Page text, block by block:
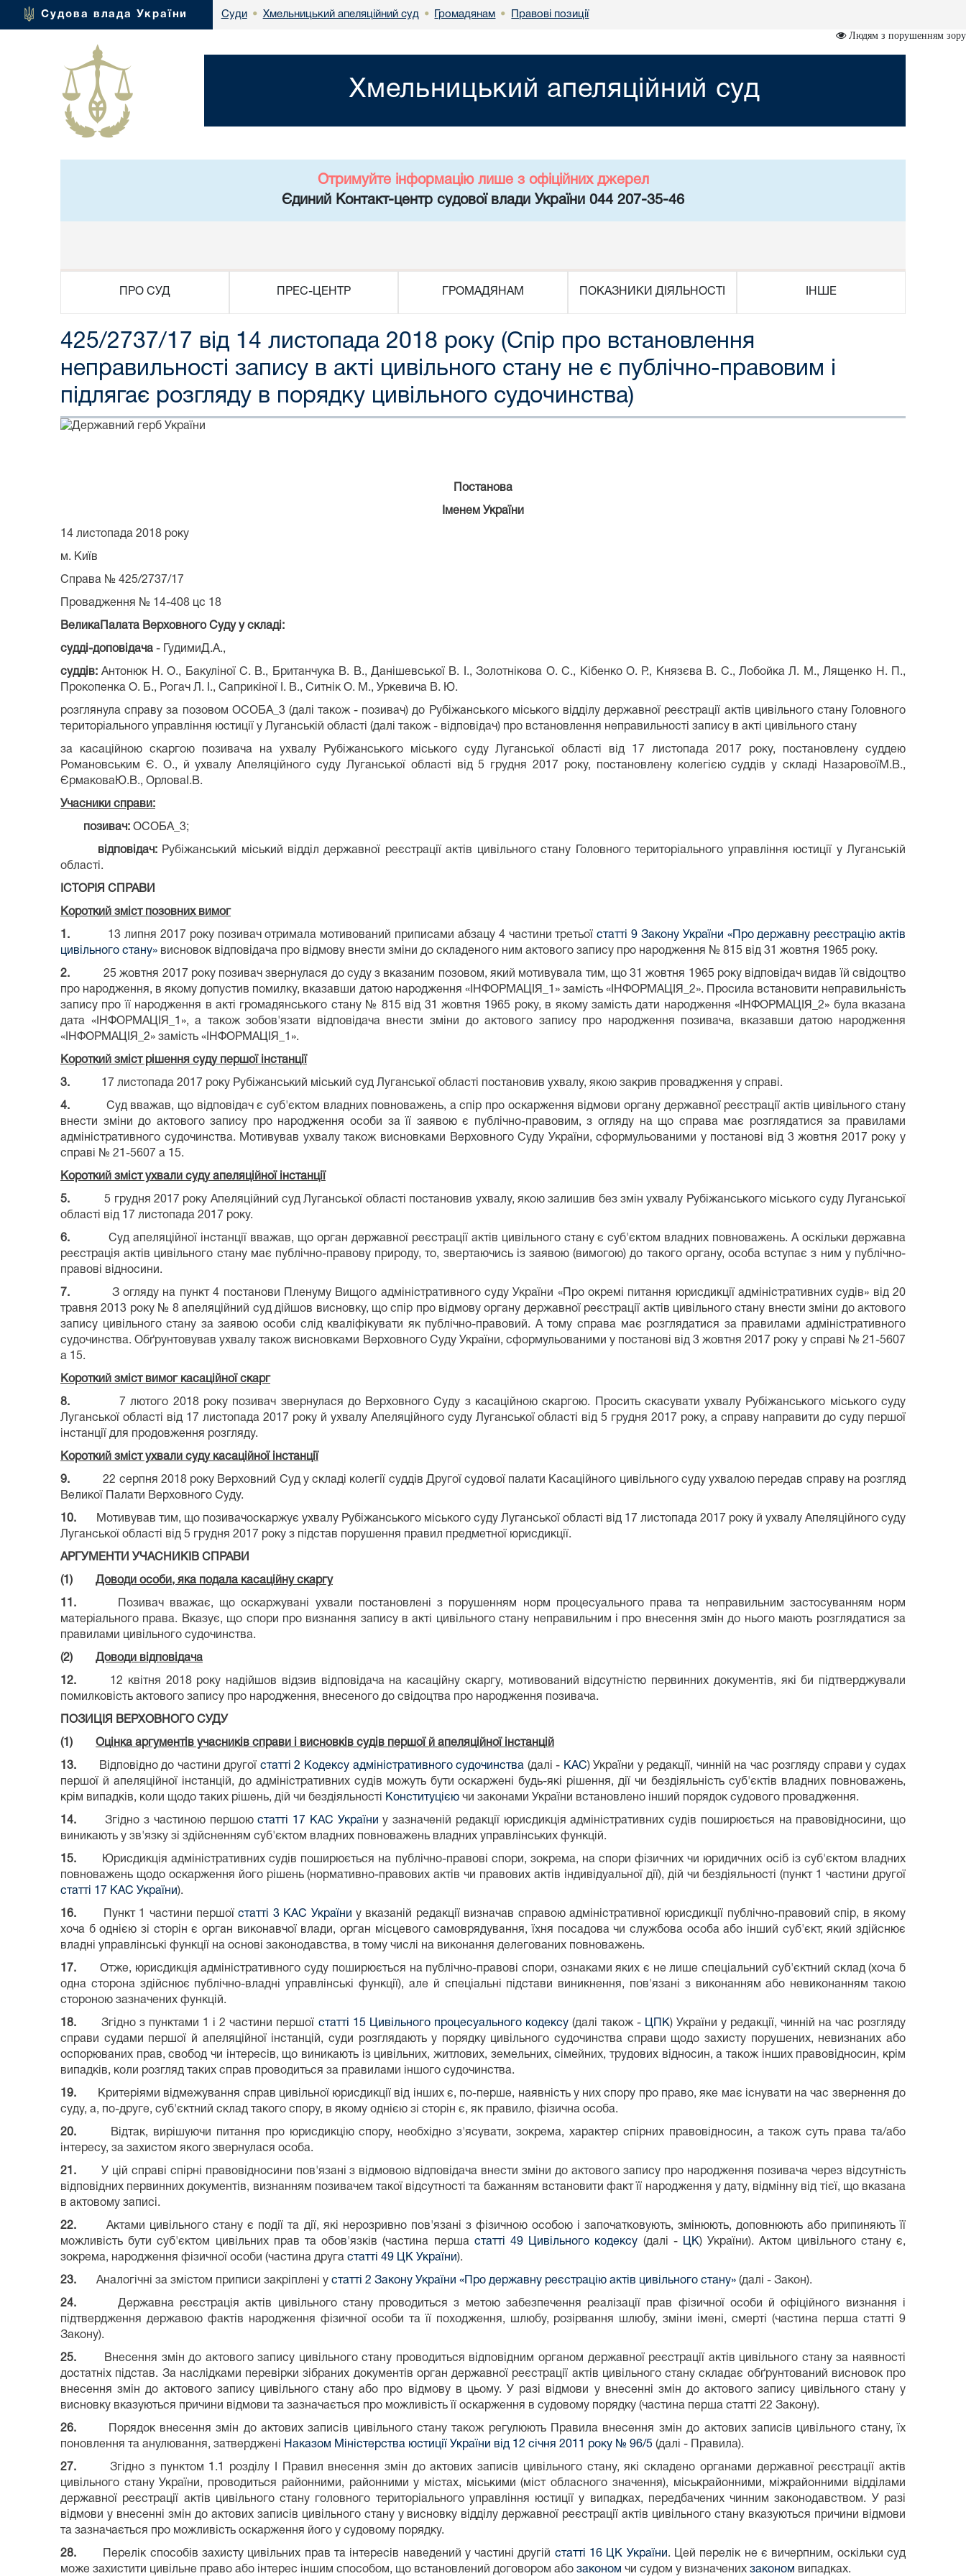
Судова влада України Суди • Хмельницький апеляційний суд • Громадянам • Правові позиції
Людям з порушенням зору
Хмельницький апеляційний суд
Отримуйте інформацію лише з офіційних джерел
Єдиний Контакт-центр судової влади України 044 207-35-46
ПРО СУД ПРЕС-ЦЕНТР ГРОМАДЯНАМ ПОКАЗНИКИ ДІЯЛЬНОСТІ ІНШЕ
425/2737/17 від 14 листопада 2018 року (Спір про встановлення
неправильності запису в акті цивільного стану не є публічно-правовим і
підлягає розгляду в порядку цивільного судочинства)
Постанова
Іменем України
14 листопада 2018 року
м. Київ
Справа № 425/2737/17
Провадження № 14-408 цс 18
ВеликаПалата Верховного Суду у складі:
судді-доповідача - ГудимиД.А.,
суддів: Антонюк Н. О., Бакуліної С. В., Британчука В. В., Данішевської В. І., Золотнікова О. С., Кібенко О. Р., Князєва В. С., Лобойка Л. М., Лященко Н. П.,
Прокопенка О. Б., Рогач Л. І., Саприкіної І. В., Ситнік О. М., Уркевича В. Ю.
розглянула справу за позовом ОСОБА_3 (далі також - позивач) до Рубіжанського міського відділу державної реєстрації актів цивільного стану Головного
територіального управління юстиції у Луганській області (далі також - відповідач) про встановлення неправильності запису в акті цивільного стану
за касаційною скаргою позивача на ухвалу Рубіжанського міського суду Луганської області від 17 листопада 2017 року, постановлену суддею
Романовським Є. О., й ухвалу Апеляційного суду Луганської області від 5 грудня 2017 року, постановлену колегією суддів у складі НазаровоїМ.В.,
ЄрмаковаЮ.В., ОрловаІ.В.
Учасники справи:
позивач: ОСОБА_3;
відповідач:Рубіжанський міський відділ державної реєстрації актів цивільного стану Головного територіального управління юстиції у Луганській
області.
ІСТОРІЯ СПРАВИ
Короткий зміст позовних вимог
1. 13 липня 2017 року позивач отримала мотивований приписами абзацу 4 частини третьоїстатті 9 Закону України «Про державну реєстрацію актів
цивільного стану» висновок відповідача про відмову внести зміни до складеного ним актового запису про народження № 815 від 31 жовтня 1965 року.
2. 25 жовтня 2017 року позивач звернулася до суду з вказаним позовом, який мотивувала тим, що 31 жовтня 1965 року відповідач видав їй свідоцтво
про народження, в якому допустив помилку, вказавши датою народження «ІНФОРМАЦІЯ_1» замість «ІНФОРМАЦІЯ_2». Просила встановити неправильність
запису про її народження в акті громадянського стану № 815 від 31 жовтня 1965 року, в якому замість дати народження «ІНФОРМАЦІЯ_2» була вказана
дата «ІНФОРМАЦІЯ_1», а також зобов'язати відповідача внести зміни до актового запису про народження позивача, вказавши датою народження
«ІНФОРМАЦІЯ_2» замість «ІНФОРМАЦІЯ_1».
Короткий зміст рішення суду першої інстанції
3. 17 листопада 2017 року Рубіжанський міський суд Луганської області постановив ухвалу, якою закрив провадження у справі.
4. Суд вважав, що відповідач є суб'єктом владних повноважень, а спір про оскарження відмови органу державної реєстрації актів цивільного стану
внести зміни до актового запису про народження особи за її заявою є публічно-правовим, з огляду на що справа має розглядатися за правилами
адміністративного судочинства. Мотивував ухвалу також висновками Верховного Суду України, сформульованими у постанові від 3 жовтня 2017 року у
справі № 21-5607 а 15.
Короткий зміст ухвали суду апеляційної інстанції
5.5 грудня 2017 року Апеляційний суд Луганської області постановив ухвалу, якою залишив без змін ухвалу Рубіжанського міського суду Луганської
області від 17 листопада 2017 року.
6.Суд апеляційної інстанції вважав, що орган державної реєстрації актів цивільного стану є суб'єктом владних повноважень. А оскільки державна
реєстрація актів цивільного стану має публічно-правову природу, то, звертаючись із заявою (вимогою) до такого органу, особа вступає з ним у публічно-
правові відносини.
7. З огляду на пункт 4 постанови Пленуму Вищого адміністративного суду України «Про окремі питання юрисдикції адміністративних судів» від 20
травня 2013 року № 8 апеляційний суд дійшов висновку, що спір про відмову органу державної реєстрації актів цивільного стану внести зміни до актового
запису цивільного стану за заявою особи слід кваліфікувати як публічно-правовий. А тому справа має розглядатися за правилами адміністративного
судочинства. Обґрунтовував ухвалу також висновками Верховного Суду України, сформульованими у постанові від 3 жовтня 2017 року у справі № 21-5607
а 15.
Короткий зміст вимог касаційної скарг
8.
7 лютого 2018 року позивач звернулася до Верховного Суду з касаційною скаргою. Просить скасувати ухвалу Рубіжанського міського суду
Луганської області від 17 листопада 2017 року й ухвалу Апеляційного суду Луганської області від 5 грудня 2017 року, а справу направити до суду першої
інстанції для продовження розгляду.
Короткий зміст ухвали суду касаційної інстанції
9.22 серпня 2018 року Верховний Суд у складі колегії суддів Другої судової палати Касаційного цивільного суду ухвалою передав справу на розгляд
Великої Палати Верховного Суду.
10.
Мотивував тим, що позивачоскаржує ухвалу Рубіжанського міського суду Луганської області від 17 листопада 2017 року й ухвалу Апеляційного суду
Луганської області від 5 грудня 2017 року з підстав порушення правил предметної юрисдикції.
АРГУМЕНТИ УЧАСНИКІВ СПРАВИ
(1) Доводи особи, яка подала касаційну скаргу
11.
Позивач вважає, що оскаржувані ухвали постановлені з порушенням норм процесуального права та неправильним застосуванням норм
матеріального права. Вказує, що спори про визнання запису в акті цивільного стану неправильним і про внесення змін до нього мають розглядатися за
правилами цивільного судочинства.
(2) Доводи відповідача
12. 12 квітня 2018 року надійшов відзив відповідача на касаційну скаргу, мотивований відсутністю первинних документів, які би підтверджували
помилковість актового запису про народження, внесеного до свідоцтва про народження позивача.
ПОЗИЦІЯ ВЕРХОВНОГО СУДУ
(1) Оцінка аргументів учасників справи і висновків судів першої й апеляційної інстанцій
13. Відповідно до частини другої статті 2 Кодексу адміністративного судочинства (далі - КАС) України у редакції, чинній на час розгляду справи у судах
першої й апеляційної інстанцій, до адміністративних судів можуть бути оскаржені будь-які рішення, дії чи бездіяльність суб'єктів владних повноважень,
крім випадків, коли щодо таких рішень, дій чи бездіяльності Конституцією чи законами України встановлено інший порядок судового провадження.
14.Згідно з частиною першоюстатті 17 КАС України у зазначеній редакції юрисдикція адміністративних судів поширюється на правовідносини, що
виникають у зв'язку зі здійсненням суб'єктом владних повноважень владних управлінських функцій.
15.
Юрисдикція адміністративних судів поширюється на публічно-правові спори, зокрема, на спори фізичних чи юридичних осіб із суб'єктом владних
повноважень щодо оскарження його рішень (нормативно-правових актів чи правових актів індивідуальної дії), дій чи бездіяльності (пункт 1 частини другої
статті 17 КАС України).
16. Пункт 1 частини першоїстатті 3 КАС України у вказаній редакції визначав справою адміністративної юрисдикції публічно-правовий спір, в якому
хоча б однією зі сторін є орган виконавчої влади, орган місцевого самоврядування, їхня посадова чи службова особа або інший суб'єкт, який здійснює
владні управлінські функції на основі законодавства, в тому числі на виконання делегованих повноважень.
17. Отже, юрисдикція адміністративного суду поширюється на публічно-правові спори, ознаками яких є не лише спеціальний суб'єктний склад (хоча б
одна сторона здійснює публічно-владні управлінські функції), але й спеціальні підстави виникнення, пов'язані з виконанням або невиконанням такою
стороною зазначених функцій.
18.Згідно з пунктами 1 і 2 частини першої статті 15 Цивільного процесуального кодексу(далі також - ЦПК) України у редакції, чинній на час розгляду
справи судами першої й апеляційної інстанцій, суди розглядають у порядку цивільного судочинства справи щодо захисту порушених, невизнаних або
оспорюваних прав, свобод чи інтересів, що виникають із цивільних, житлових, земельних, сімейних, трудових відносин, а також інших правовідносин, крім
випадків, коли розгляд таких справ проводиться за правилами іншого судочинства.
19.
Критеріями відмежування справ цивільної юрисдикції від інших є, по-перше, наявність у них спору про право, яке має існувати на час звернення до
суду, а, по-друге, суб'єктний склад такого спору, в якому однією зі сторін є, як правило, фізична особа.
20.
Відтак, вирішуючи питання про юрисдикцію спору, необхідно з'ясувати, зокрема, характер спірних правовідносин, а також суть права та/або
інтересу, за захистом якого звернулася особа.
21. У цій справі спірні правовідносини пов'язані з відмовою відповідача внести зміни до актового запису про народження позивача через відсутність
відповідних первинних документів, визнанням позивачем такої відсутності та бажанням встановити факт її народження у дату, відмінну від тієї, що вказана
в актовому записі.
22.Актами цивільного стану є події та дії, які нерозривно пов'язані з фізичною особою і започатковують, змінюють, доповнюють або припиняють її
можливість бути суб'єктом цивільних прав та обов'язків (частина перша статті 49 Цивільного кодексу (далі - ЦК) України). Актом цивільного стану є,
зокрема, народження фізичної особи (частина друга статті 49 ЦК України).
23. Аналогічні за змістом приписи закріплені у статті 2 Закону України «Про державну реєстрацію актів цивільного стану» (далі - Закон).
24. Державна реєстрація актів цивільного стану проводиться з метою забезпечення реалізації прав фізичної особи й офіційного визнання і
підтвердження державою фактів народження фізичної особи та її походження, шлюбу, розірвання шлюбу, зміни імені, смерті (частина перша статті 9
Закону).
25.
Внесення змін до актового запису цивільного стану проводиться відповідним органом державної реєстрації актів цивільного стану за наявності
достатніх підстав. За наслідками перевірки зібраних документів орган державної реєстрації актів цивільного стану складає обґрунтований висновок про
внесення змін до актового запису цивільного стану або про відмову в цьому. У разі відмови у внесенні змін до актового запису цивільного стану у
висновку вказуються причини відмови та зазначається про можливість її оскарження в судовому порядку (частина перша статті 22 Закону).
26.
Порядок внесення змін до актових записів цивільного стану також регулюють Правила внесення змін до актових записів цивільного стану, їх
поновлення та анулювання, затверджені Наказом Міністерства юстиції України від 12 січня 2011 року № 96/5 (далі - Правила).
27.Згідно з пунктом 1.1 розділу І Правил внесення змін до актових записів цивільного стану, які складено органами державної реєстрації актів
цивільного стану України, проводиться районними, районними у містах, міськими (міст обласного значення), міськрайонними, міжрайонними відділами
державної реєстрації актів цивільного стану головного територіального управління юстиції у випадках, передбачених чинним законодавством. У разі
відмови у внесенні змін до актових записів цивільного стану у висновку відділу державної реєстрації актів цивільного стану вказуються причини відмови
та зазначається про можливість оскарження його у судовому порядку.
28. Перелік способів захисту цивільних прав та інтересів наведений у частині другій статті 16 ЦК України. Цей перелік не є вичерпним, оскільки суд
може захистити цивільне право або інтерес іншим способом, що встановлений договором або законом чи судом у визначених законом випадках.